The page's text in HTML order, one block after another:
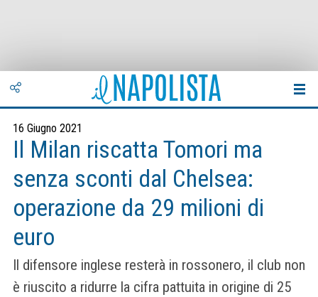
16 Giugno 2021
Il Milan riscatta Tomori ma
senza sconti dal Chelsea:
operazione da 29 milioni di
euro
Il difensore inglese resterà in rossonero, il club non
è riuscito a ridurre la cifra pattuita in origine di 25